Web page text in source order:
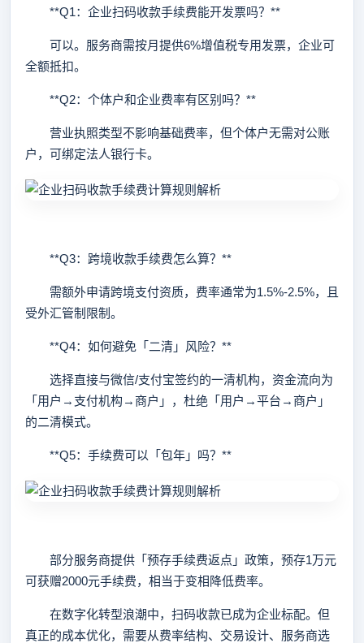
**Q1：企业扫码收款手续费能开发票吗？**
可以。服务商需按月提供6%增值税专用发票，企业可
全额抵扣。
**Q2：个体户和企业费率有区别吗？**
营业执照类型不影响基础费率，但个体户无需对公账
户，可绑定法人银行卡。
**Q3：跨境收款手续费怎么算？**
需额外申请跨境支付资质，费率通常为1.5%-2.5%，且
受外汇管制限制。
**Q4：如何避免「二清」风险？**
选择直接与微信/支付宝签约的一清机构，资金流向为
「用户→支付机构→商户」，杜绝「用户→平台→商户」
的二清模式。
**Q5：手续费可以「包年」吗？**
部分服务商提供「预存手续费返点」政策，预存1万元
可获赠2000元手续费，相当于变相降低费率。
在数字化转型浪潮中，扫码收款已成为企业标配。但
真正的成本优化，需要从费率结构、交易设计、服务商选